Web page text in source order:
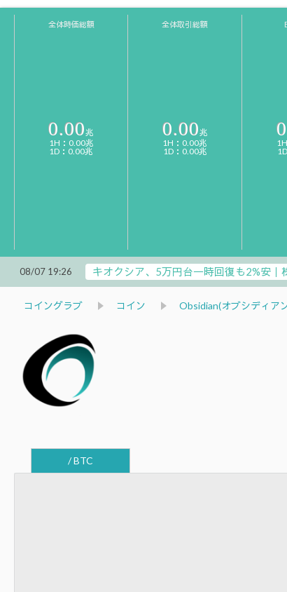
全体時価総額 全体取引総額
0.00兆
1H：0.00兆
1D：0.00兆
0.00兆
1H：0.00兆
1D：0.00兆
08/07 19:26 キオクシア、5万円台一時回復も2%安
コイングラブ コイン
Obsidian(オブシディア
/ BTC